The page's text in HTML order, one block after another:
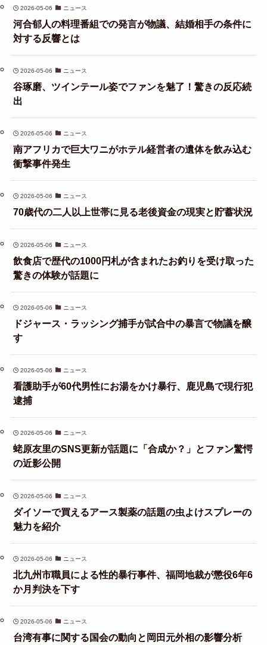
2026-05-06 ニュース
河合郁人の料理番組での発言が物議、結婚相手の条件に
対する反響とは
2026-05-06 ニュース
谷琢磨、ツインテール姿でファンを魅了！驚きの反応続
出
2026-05-06 ニュース
南アフリカで巨大ワニがホテル経営者の遺体を飲み込む
衝撃事件発生
2026-05-06 ニュース
70歳代の二人以上世帯に見る老後資金の現実と貯蓄状況
2026-05-06 ニュース
飲食店で歴代の1000円札が含まれたお釣りを受け取った
驚きの体験が話題に
2026-05-06 ニュース
ドジャース・ラッシング捕手が試合中の暴言で物議を醸
す
2026-05-06 ニュース
看護助手が60代男性にお湯をかけ暴行、鹿児島で現行犯
逮捕
2026-05-06 ニュース
蛯原友里のSNS更新が話題に「合成か？」とファン驚愕
の近影公開
2026-05-06 ニュース
ダイソーで買えるアース製薬の話題の虫よけスプレーの
魅力を紹介
2026-05-06 ニュース
北九州市職員による性的暴行事件、福岡地裁が懲役6年6
か月判決を下す
2026-05-06 ニュース
台湾有事に関する国会の動向と岡田元外相の影響分析